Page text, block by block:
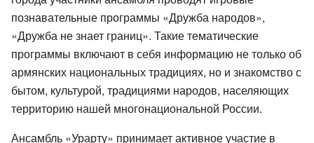
познавательные программы «Дружба народов»,
«Дружба не знает границ». Такие тематические
программы включают в себя информацию не только об
армянских национальных традициях, но и знакомство с
бытом, культурой, традициями народов, населяющих
территорию нашей многонациональной России.
Ансамбль «Урарту» принимает активное участие в